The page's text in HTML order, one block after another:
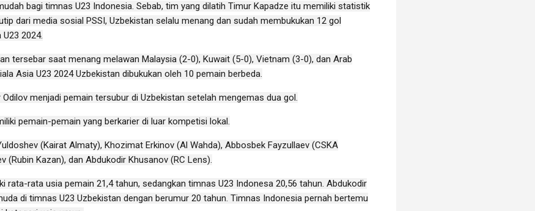
bagi timnas U23 Indonesia. Sebab, tim yang dilatih Timur Kapadze itu memiliki statistik
dari media sosial PSSI, Uzbekistan selalu menang dan sudah membukukan 12 gol
2024.
tersebar saat menang melawan Malaysia (2-0), Kuwait (5-0), Vietnam (3-0), dan Arab
Asia U23 2024 Uzbekistan dibukukan oleh 10 pemain berbeda.
menjadi pemain tersubur di Uzbekistan setelah mengemas dua gol.
pemain-pemain yang berkarier di luar kompetisi lokal.
(Kairat Almaty), Khozimat Erkinov (Al Wahda), Abbosbek Fayzullaev (CSKA
(Rubin Kazan), dan Abdukodir Khusanov (RC Lens).
rata-rata usia pemain 21,4 tahun, sedangkan timnas U23 Indonesa 20,56 tahun. Abdukodir
di timnas U23 Uzbekistan dengan berumur 20 tahun. Timnas Indonesia pernah bertemu